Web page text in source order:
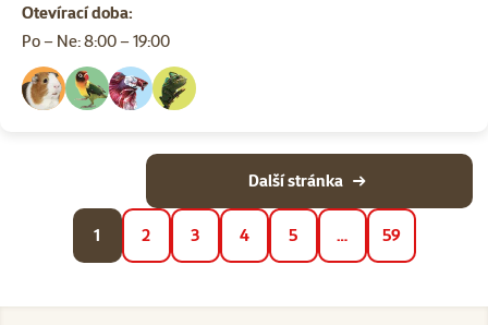
Otevírací doba:
Po – Ne: 8:00 – 19:00
1 2 3 4 5 … 59
Další stránka